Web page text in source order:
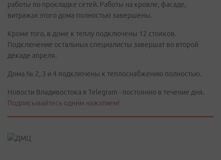
работы по прокладке сетей. Работы на кровле, фасаде,
витражах этого дома полностью завершены.
Кроме того, в доме к теплу подключены 12 стояков.
Подключение остальных специалисты завершат во второй
декаде апреля.
Дома № 2, 3 и 4 подключены к теплоснабжению полностью.
Новости Владивостока в Telegram - постоянно в течение дня.
Подписывайтесь одним нажатием!